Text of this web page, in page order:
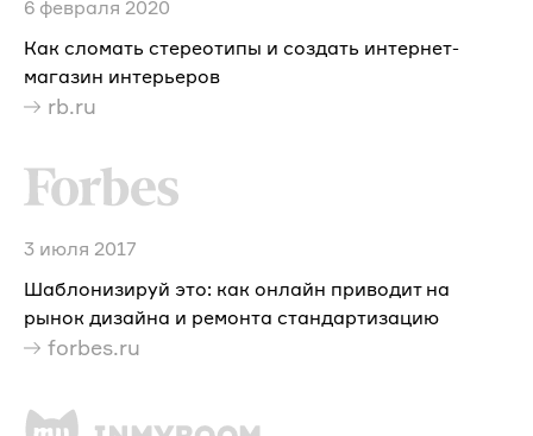
6 февраля 2020
Как сломать стереотипы и создать интернет-
магазин интерьеров
rb.ru
3 июля 2017
Шаблонизируй это: как онлайн приводит на
рынок дизайна и ремонта стандартизацию
forbes.ru